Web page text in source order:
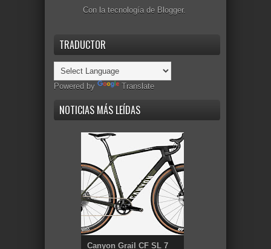
Con la tecnología de Blogger.
TRADUCTOR
Powered by Translate
NOTICIAS MÁS LEÍDAS
Canyon Grail CF SL 7